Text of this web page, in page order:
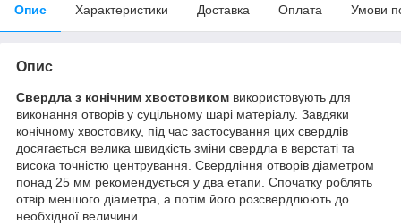
Опис Характеристики Доставка Оплата Умови
Опис
Свердла з конічним хвостовиком використовують для
виконання отворів у суцільному шарі матеріалу. Завдяки
конічному хвостовику, під час застосування цих свердлів
досягається велика швидкість зміни свердла в верстаті та
висока точністю центрування. Свердління отворів діаметром
понад 25 мм рекомендується у два етапи. Спочатку роблять
отвір меншого діаметра, а потім його розсвердлюють до
необхідної величини.